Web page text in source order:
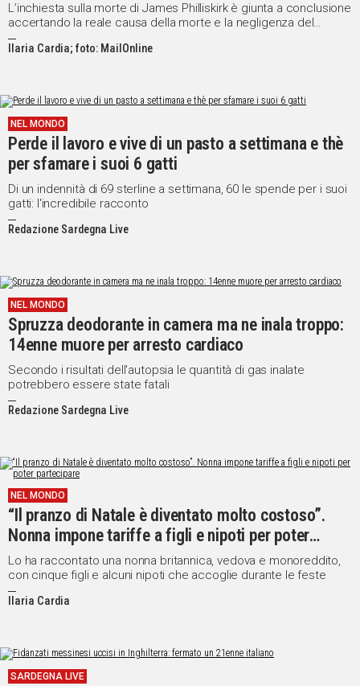
L’inchiesta sulla morte di James Philliskirk è giunta a conclusione
accertando la reale causa della morte e la negligenza del
personale sanitario coinvolto
Ilaria Cardia; foto: MailOnline
NEL MONDO
Perde il lavoro e vive di un pasto a settimana e thè
per sfamare i suoi 6 gatti
Di un indennità di 69 sterline a settimana, 60 le spende per i suoi
gatti: l'incredibile racconto
Redazione Sardegna Live
NEL MONDO
Spruzza deodorante in camera ma ne inala troppo:
14enne muore per arresto cardiaco
Secondo i risultati dell'autopsia le quantità di gas inalate
potrebbero essere state fatali
Redazione Sardegna Live
NEL MONDO
“Il pranzo di Natale è diventato molto costoso”.
Nonna impone tariffe a figli e nipoti per poter
partecipare
Lo ha raccontato una nonna britannica, vedova e monoreddito,
con cinque figli e alcuni nipoti che accoglie durante le feste
Ilaria Cardia
SARDEGNA LIVE